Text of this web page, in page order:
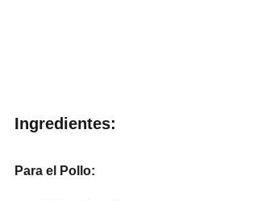
Ingredientes:
Para el Pollo: